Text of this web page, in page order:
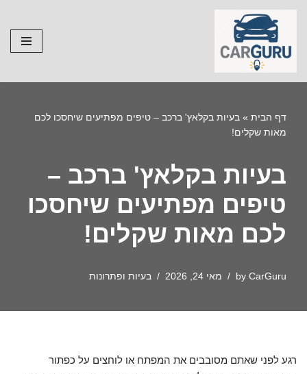
Skip
to
content
דף הבית » בעיות בקלאץ' ברכב – טיפים מפתיעים שיחסכו לכם
מאות שקלים!
בעיות בקלאץ' ברכב –
טיפים מפתיעים שיחסכו
לכם מאות שקלים!
by CarGuru מאי 24, 2026 בעיות ופתרונות
רגע לפני שאתם מסובבים את המפתח או לוחצים על כפתור